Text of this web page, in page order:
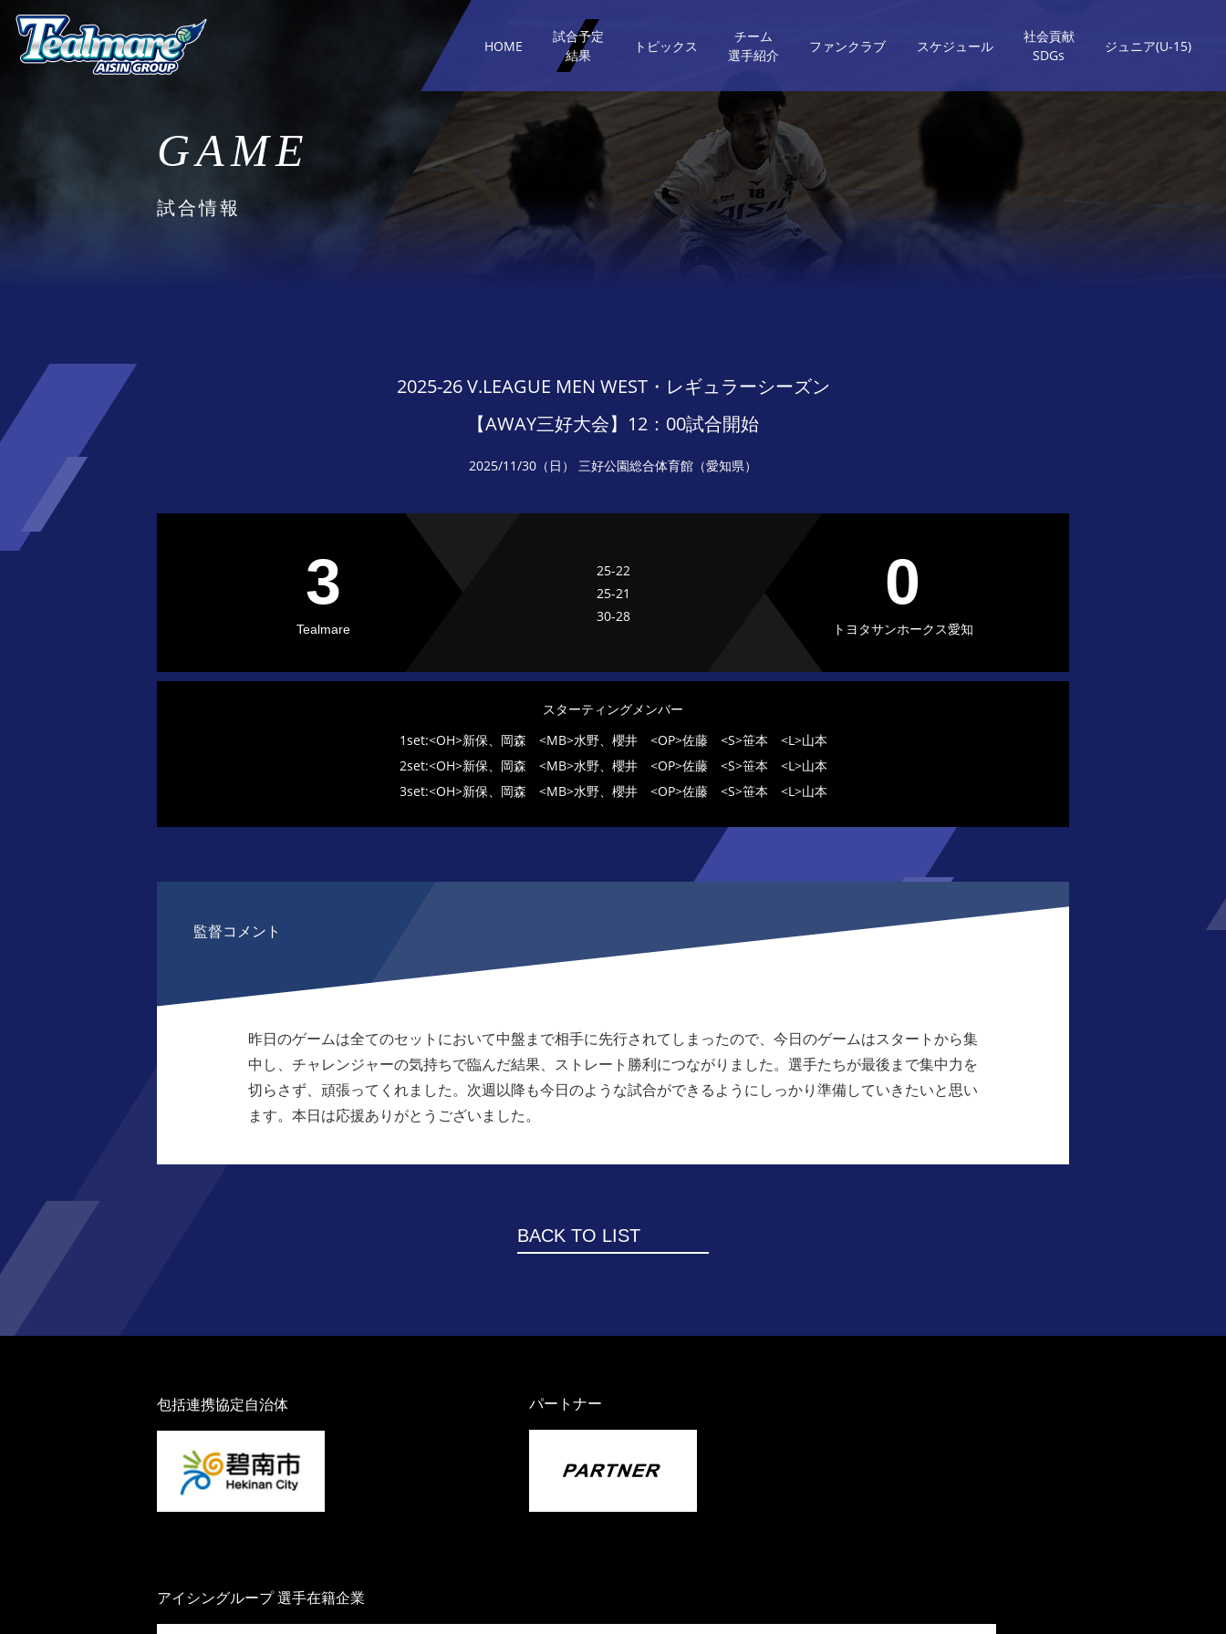
HOME
試合予定
結果
トピックス
チーム
選手紹介
ファンクラブ スケジュール
社会貢献
SDGs
ジュニア(U-15)
GAME
試合情報
2025-26 V.LEAGUE MEN WEST・レギュラーシーズン
【AWAY三好大会】12：00試合開始
2025/11/30（日） 三好公園総合体育館（愛知県）
3
Tealmare
25-22
25-21
30-28
0
トヨタサンホークス愛知
スターティングメンバー
1set:<OH>新保、岡森 <MB>水野、櫻井 <OP>佐藤 <S>笹本 <L>山本
2set:<OH>新保、岡森 <MB>水野、櫻井 <OP>佐藤 <S>笹本 <L>山本
3set:<OH>新保、岡森 <MB>水野、櫻井 <OP>佐藤 <S>笹本 <L>山本
監督コメント
昨日のゲームは全てのセットにおいて中盤まで相手に先行されてしまったので、今日のゲームはスタートから集
中し、チャレンジャーの気持ちで臨んだ結果、ストレート勝利につながりました。選手たちが最後まで集中力を
切らさず、頑張ってくれました。次週以降も今日のような試合ができるようにしっかり準備していきたいと思い
ます。本日は応援ありがとうございました。
BACK TO LIST
包括連携協定自治体 パートナー
アイシングループ 選手在籍企業